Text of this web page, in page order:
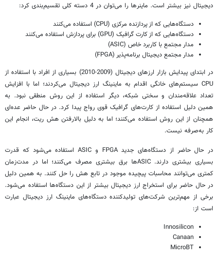
دیجیتال نیز بیشتر است. ماینرها را می‌توان در 4 دسته کلی تقسیم‌بندی کرد:
دستگاه‌هایی که از پردازنده مرکزی (CPU) استفاده می‌کنند
دستگاه‌هایی که از کارت گرافیک (GPU) برای پردازش استفاده می‌کنند
مدار مجتمع با کاربرد خاص (ASIC)
مدار مجتمع دیجیتال برنامه‌پذیر (FPGA)
در ابتدای پیدایش بازار ارزهای دیجیتال (2009-2010) بسیاری از افراد با استفاده از
CPU سیستم‌های خانگی اقدام به ماینینگ ارز دیجیتال می‌کردند؛ اما با افزایش
تعداد علاقه‌مندان و سختی شبکه، دیگر استفاده از این روش منطقی نبود. به
همین دلیل استفاده از کارت‌های گرافیک قوی رواج پیدا کرد. در حال حاضر عده‌ای
همچنان از این روش استفاده می‌کنند؛ اما به دلیل بالارفتن هش ریت، انجام این
کار به‌صرفه نیست.
در حال حاضر از دستگاه‌های جدید FPGA و ASIC استفاده می‌شود که قدرت
بسیاری بیشتری دارند. ASICها برق بیشتری مصرف می‌کنند؛ اما در مدت‌زمان
کمتری می‌توانند محاسبات پیچیده موجود در تابع هش را حل کنند. به همین دلیل
در حال حاضر برای استخراج ارز دیجیتال بیشتر از این دستگاه‌ها استفاده می‌شود.
برخی از مهم‌ترین شرکت‌های تولیدکننده دستگاه‌های ماینینگ ارز دیجیتال عبارت
است از:
Innosilicon
Canaan
MicroBT